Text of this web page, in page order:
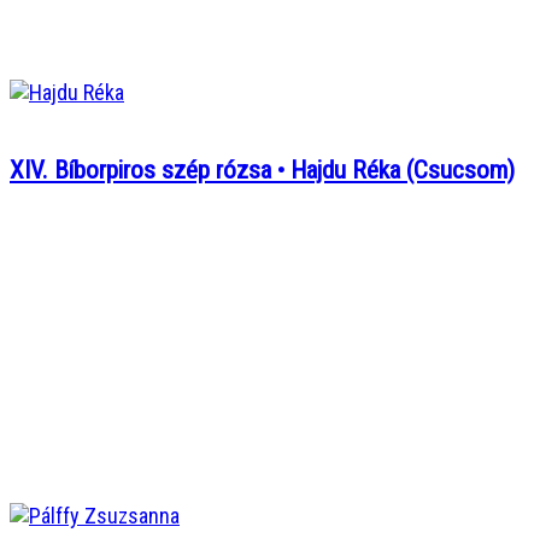
XIV. Bíborpiros szép rózsa • Hajdu Réka (Csucsom)